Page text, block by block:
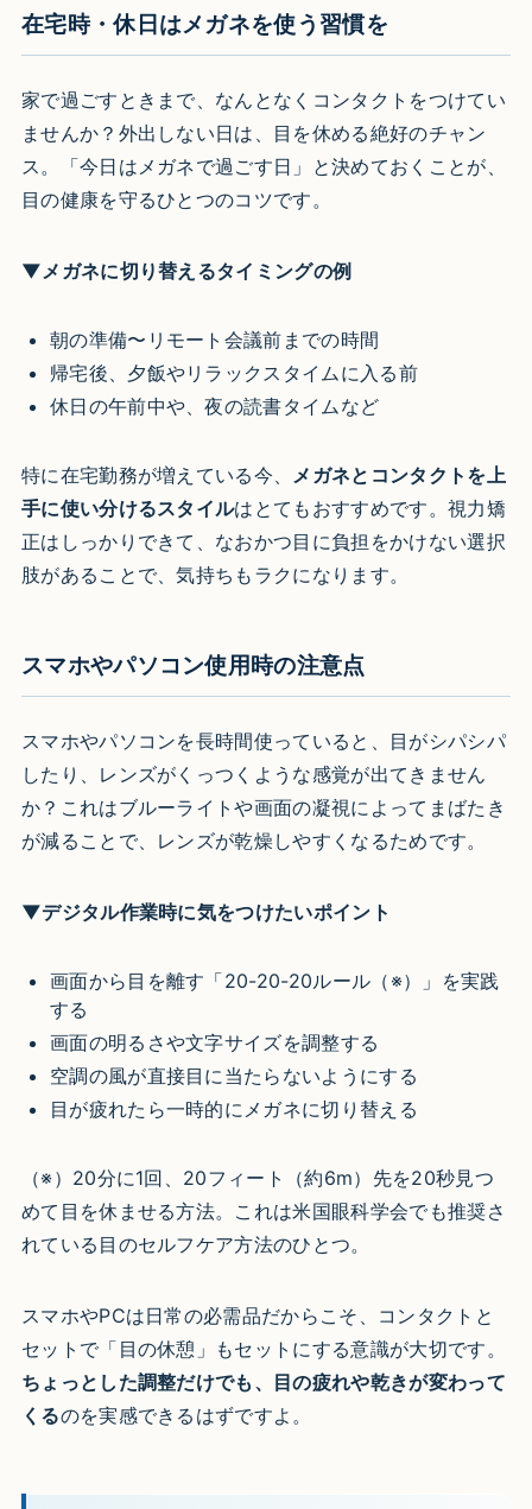
在宅時・休日はメガネを使う習慣を
家で過ごすときまで、なんとなくコンタクトをつけてい
ませんか？外出しない日は、目を休める絶好のチャン
ス。「今日はメガネで過ごす日」と決めておくことが、
目の健康を守るひとつのコツです。
▼メガネに切り替えるタイミングの例
朝の準備〜リモート会議前までの時間
帰宅後、夕飯やリラックスタイムに入る前
休日の午前中や、夜の読書タイムなど
特に在宅勤務が増えている今、
メガネとコンタクトを上
手に使い分けるスタイルはとてもおすすめです。視力矯
正はしっかりできて、なおかつ目に負担をかけない選択
肢があることで、気持ちもラクになります。
スマホやパソコン使用時の注意点
スマホやパソコンを長時間使っていると、目がシパシパ
したり、レンズがくっつくような感覚が出てきません
か？これはブルーライトや画面の凝視によってまばたき
が減ることで、レンズが乾燥しやすくなるためです。
▼デジタル作業時に気をつけたいポイント
画面から目を離す「20-20-20ルール （※）
」を実践
する
画面の明るさや文字サイズを調整する
空調の風が直接目に当たらないようにする
目が疲れたら一時的にメガネに切り替える
（※）20分に1回、20フィート（約6m）先を20秒見つ
めて目を休ませる方法。これは米国眼科学会でも推奨さ
れている目のセルフケア方法のひとつ。
スマホやPCは日常の必需品だからこそ、コンタクトと
セットで「目の休憩」もセットにする意識が大切です。
ちょっとした調整だけでも、目の疲れや乾きが変わって
くるのを実感できるはずですよ。